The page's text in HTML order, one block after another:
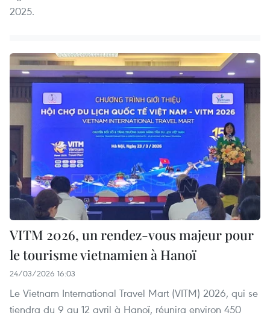
2025.
VITM 2026, un rendez-vous majeur pour
le tourisme vietnamien à Hanoï
24/03/2026 16:03
Le Vietnam International Travel Mart (VITM) 2026, qui se
tiendra du 9 au 12 avril à Hanoï, réunira environ 450